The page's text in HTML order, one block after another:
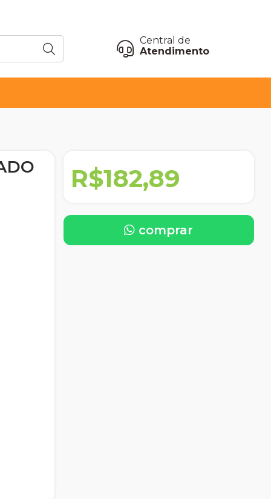
Central de
Atendimento
R$182,89
comprar